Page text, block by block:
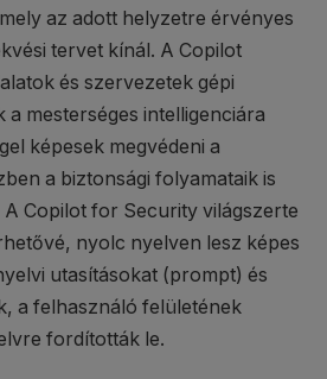
az adott helyzetre érvényes
tervet kínál. A Copilot
és szervezetek gépi
a mesterséges intelligenciára
képesek megvédeni a
a biztonsági folyamataik is
Copilot for Security világszerte
nyolc nyelven lesz képes
utasításokat (prompt) és
a felhasználó felületének
fordították le.